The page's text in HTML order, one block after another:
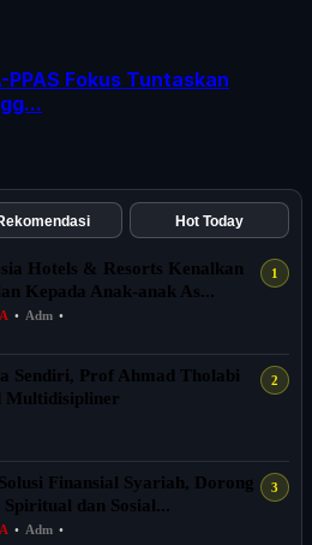
PPAS Fokus Tuntaskan
Hot Today
Hotels & Resorts Kenalkan
Kepada Anak-anak As...
• Adm •
Sendiri, Prof Ahmad Tholabi
Multidisipliner
Finansial Syariah, Dorong
Spiritual dan Sosial...
• Adm •